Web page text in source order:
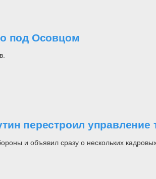
под Осовцом
перестроил
и объявил сразу о нескольких